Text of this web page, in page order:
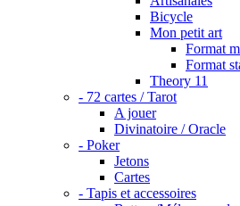
Bicycle
Mon petit art
Format
Format
Theory 11
- 72 cartes / Tarot
A jouer
Divinatoire / Oracle
- Poker
Jetons
Cartes
- Tapis et accessoires